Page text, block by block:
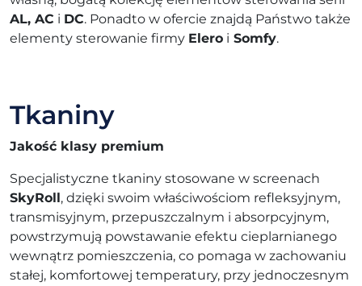
AL, AC i DC. Ponadto w ofercie znajdą Państwo także
elementy sterowanie firmy Elero i Somfy.
Tkaniny
Jakość klasy premium
Specjalistyczne tkaniny stosowane w screenach
SkyRoll, dzięki swoim właściwościom refleksyjnym,
transmisyjnym, przepuszczalnym i absorpcyjnym,
powstrzymują powstawanie efektu cieplarnianego
wewnątrz pomieszczenia, co pomaga w zachowaniu
stałej, komfortowej temperatury, przy jednoczesnym